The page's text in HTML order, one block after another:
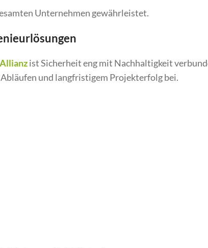
Unternehmen gewährleistet.
ist Sicherheit eng mit Nachhaltigkeit
und langfristigem Projekterfolg bei.